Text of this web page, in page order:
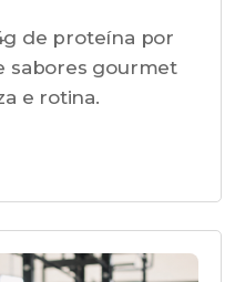
de proteína por
sabores gourmet
e rotina.